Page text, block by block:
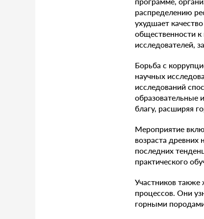
распределению
ухудшает
общественности
исследователей,
Борьба с
научных
исследований
образовательные
благу, расширяя
Мероприятие
возраста
последних
практического
Участников также
процессов. Они
горными